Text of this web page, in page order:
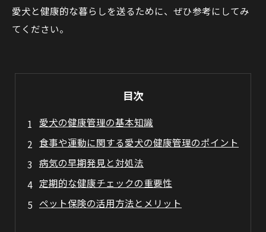
愛犬と健康的な暮らしを送るために、ぜひ参考にしてみ
てください。
目次
愛犬の健康管理の基本知識
食事や運動に関する愛犬の健康管理のポイント
病気の早期発見と対処法
定期的な健康チェックの重要性
ペット保険の活用方法とメリット